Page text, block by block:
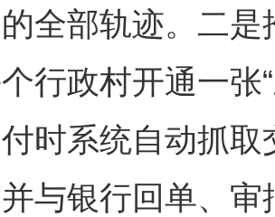
全部轨迹。二是
行政村开通一张
时系统自动抓
与银行回单、审